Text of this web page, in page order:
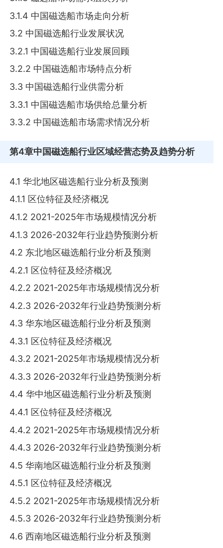
3.1.4 中国磁选船市场走向分析
3.2 中国磁选船行业发展状况
3.2.1 中国磁选船行业发展回顾
3.2.2 中国磁选船市场特点分析
3.3 中国磁选船行业供需分析
3.3.1 中国磁选船市场供给总量分析
3.3.2 中国磁选船市场需求情况分析
第4章中国磁选船行业区域经营态势及趋势分析
4.1 华北地区磁选船行业分析及预测
4.1.1 区位特征及经济概况
4.1.2 2021-2025年市场规模情况分析
4.1.3 2026-2032年行业趋势预测分析
4.2 东北地区磁选船行业分析及预测
4.2.1 区位特征及经济概况
4.2.2 2021-2025年市场规模情况分析
4.2.3 2026-2032年行业趋势预测分析
4.3 华东地区磁选船行业分析及预测
4.3.1 区位特征及经济概况
4.3.2 2021-2025年市场规模情况分析
4.3.3 2026-2032年行业趋势预测分析
4.4 华中地区磁选船行业分析及预测
4.4.1 区位特征及经济概况
4.4.2 2021-2025年市场规模情况分析
4.4.3 2026-2032年行业趋势预测分析
4.5 华南地区磁选船行业分析及预测
4.5.1 区位特征及经济概况
4.5.2 2021-2025年市场规模情况分析
4.5.3 2026-2032年行业趋势预测分析
4.6 西南地区磁选船行业分析及预测